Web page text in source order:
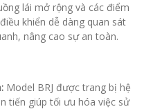
lái mở rộng và các điểm
khiển dễ dàng quan sát
nâng cao sự an toàn.
Model BRJ được trang bị hệ
tiến giúp tối ưu hóa việc sử